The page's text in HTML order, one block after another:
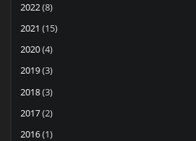
2022(8)
2021 (15)
2020(4)
2019(3)
2018(3)
2017(2)
2016(1)